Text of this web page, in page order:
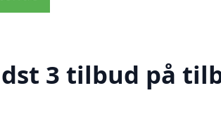
3 tilbud på